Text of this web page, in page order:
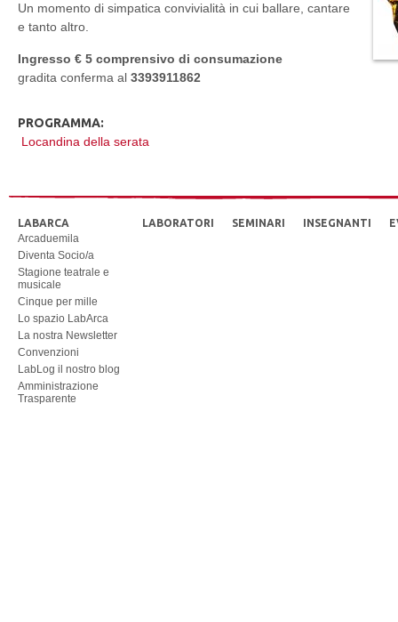
Un momento di simpatica convivialità in cui ballare, cantare
e tanto altro.
Ingresso € 5 comprensivo di consumazione
gradita conferma al 3393911862
PROGRAMMA:
Locandina della serata
LABARCA
Arcaduemila
Diventa Socio/a
Stagione teatrale e
musicale
Cinque per mille
Lo spazio LabArca
La nostra Newsletter
Convenzioni
LabLog il nostro blog
Amministrazione
Trasparente
LABORATORI SEMINARI INSEGNANTI